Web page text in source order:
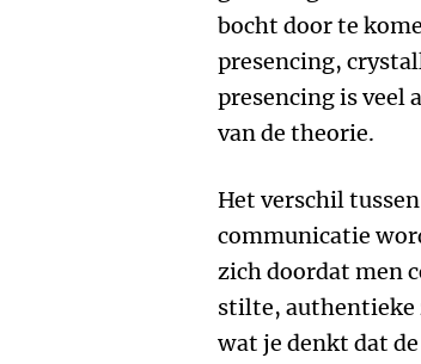
bocht door te
presencing,
presencing is veel
van de theorie.
Het verschil
communicatie
zich doordat men
stilte, authentieke
wat je denkt dat